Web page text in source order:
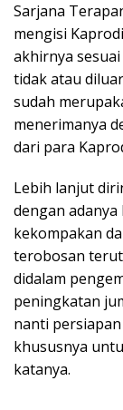
Sarjana
mengisi
akhirnya
tidak atau
sudah
menerimanya
dari para
Lebih lanjut
dengan
kekompakan
terobosan
didalam
peningkatan
nanti
khususnya
katanya.